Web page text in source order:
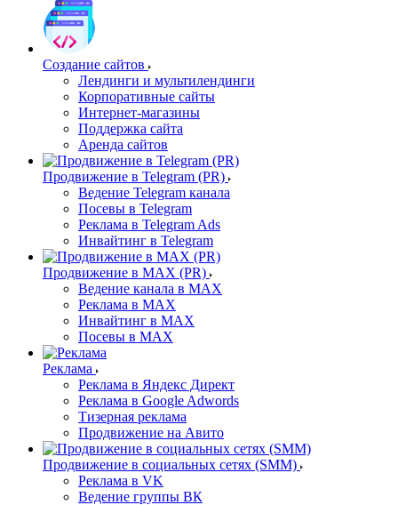
Создание сайтов
Лендинги и мультилендинги
Корпоративные сайты
Интернет-магазины
Поддержка сайта
Аренда сайтов
Продвижение в Telegram (PR)
Ведение Telegram канала
Посевы в Telegram
Реклама в Telegram Ads
Инвайтинг в Telegram
Продвижение в MAX (PR)
Ведение канала в MAX
Реклама в MAX
Инвайтинг в MAX
Посевы в MAX
Реклама
Реклама в Яндекс Директ
Реклама в Google Adwords
Тизерная реклама
Продвижение на Авито
Продвижение в социальных сетях (SMM)
Реклама в VK
Ведение группы ВК